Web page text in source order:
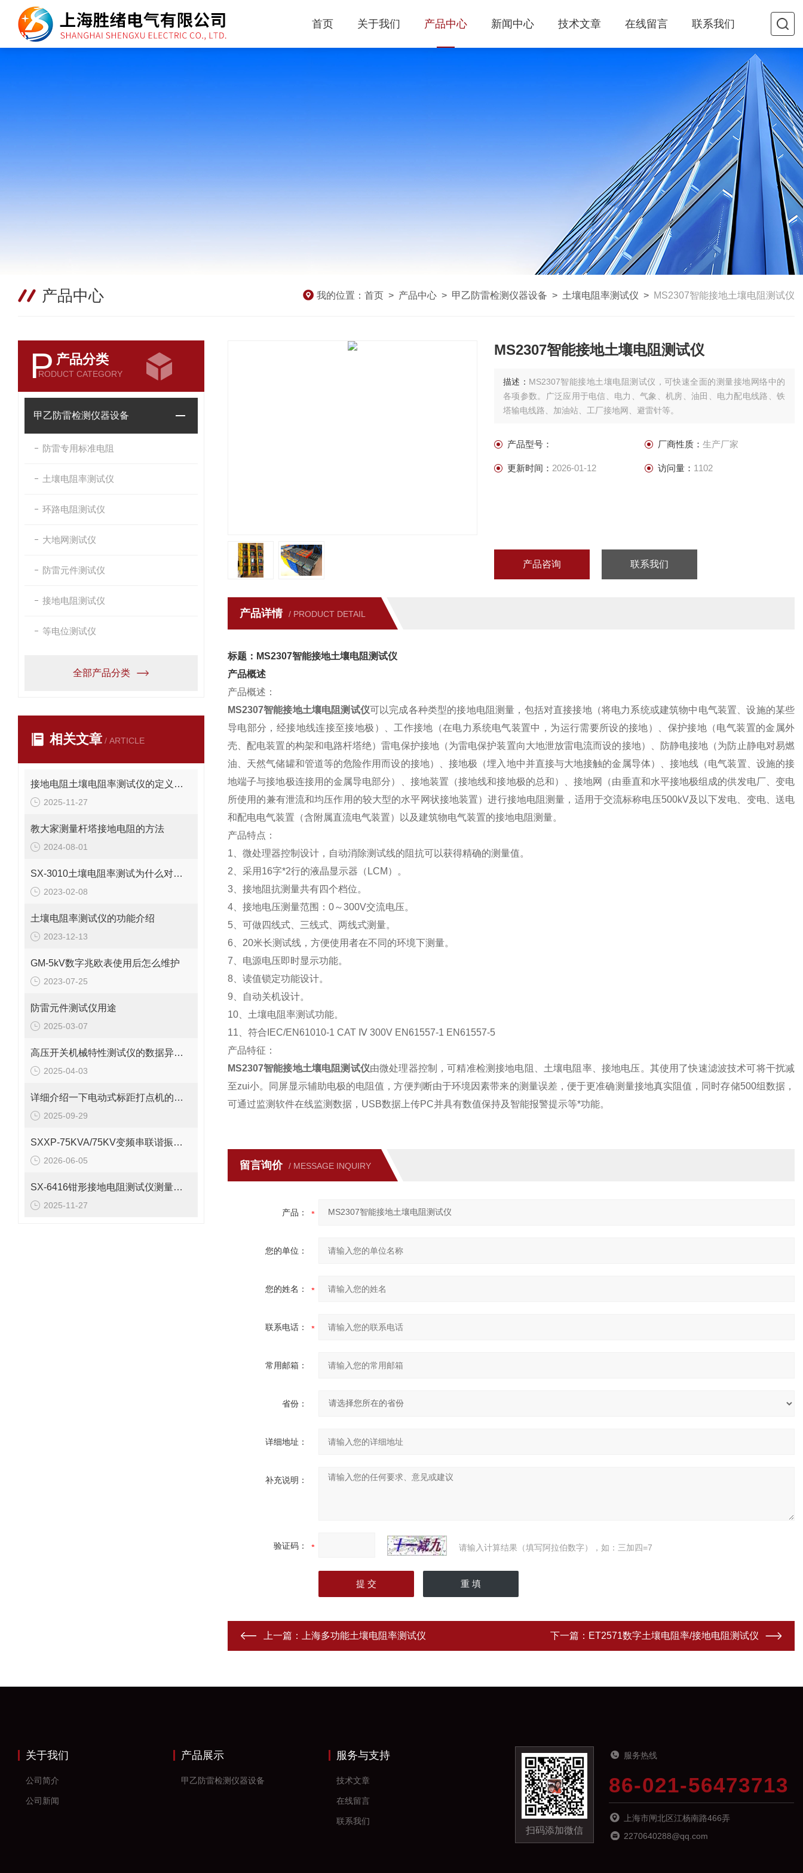
首页 关于我们 产品中心 新闻中心 技术文章 在线留言 联系我们
产品中心 我的位置： 首页 > 产品中心 > 甲乙防雷检测仪器设备 > 土壤电阻率测试仪 > MS2307智能接地土壤电阻测试仪
P 产品分类
RODUCT CATEGORY
甲乙防雷检测仪器设备
防雷专用标准电阻
土壤电阻率测试仪
环路电阻测试仪
大地网测试仪
防雷元件测试仪
接地电阻测试仪
等电位测试仪
全部产品分类
相关文章 / ARTICLE
接地电阻土壤电阻率测试仪的定义是什么
2025-11-27
教大家测量杆塔接地电阻的方法
2024-08-01
SX-3010土壤电阻率测试为什么对安全的电气接地设计很重要
2023-02-08
土壤电阻率测试仪的功能介绍
2023-12-13
GM-5kV数字兆欧表使用后怎么维护
2023-07-25
防雷元件测试仪用途
2025-03-07
高压开关机械特性测试仪的数据异常怎么处理？
2025-04-03
详细介绍一下电动式标距打点机的操作规范
2025-09-29
SXXP-75KVA/75KV变频串联谐振试验装置工作原理及组成
2026-06-05
SX-6416钳形接地电阻测试仪测量原理
2025-11-27
MS2307智能接地土壤电阻测试仪
描述： MS2307智能接地土壤电阻测试仪，可快速全面的测量接地网络中的
各项参数。广泛应用于电信、电力、气象、机房、油田、电力配电线路、铁
塔输电线路、加油站、工厂接地网、避雷针等。
产品型号： 厂商性质： 生产厂家
更新时间： 2026-01-12 访问量： 1102
产品咨询 联系我们
产品详情 / PRODUCT DETAIL
标题：MS2307智能接地土壤电阻测试仪
产品概述
产品概述：
MS2307智能接地土壤电阻测试仪可以完成各种类型的接地电阻测量，包括对直接接地（将电力系统或建筑物中电气装置、设施的某些
导电部分，经接地线连接至接地极）、工作接地（在电力系统电气装置中，为运行需要所设的接地）、保护接地（电气装置的金属外
壳、配电装置的构架和电路杆塔绝）雷电保护接地（为雷电保护装置向大地泄放雷电流而设的接地）、防静电接地（为防止静电对易燃
油、天然气储罐和管道等的危险作用而设的接地）、接地极（埋入地中并直接与大地接触的金属导体）、接地线（电气装置、设施的接
地端子与接地极连接用的金属导电部分）、接地装置（接地线和接地极的总和）、接地网（由垂直和水平接地极组成的供发电厂、变电
所使用的兼有泄流和均压作用的较大型的水平网状接地装置）进行接地电阻测量，适用于交流标称电压500kV及以下发电、变电、送电
和配电电气装置（含附属直流电气装置）以及建筑物电气装置的接地电阻测量。
产品特点：
1、微处理器控制设计，自动消除测试线的阻抗可以获得精确的测量值。
2、采用16字*2行的液晶显示器（LCM）。
3、接地阻抗测量共有四个档位。
4、接地电压测量范围：0～300V交流电压。
5、可做四线式、三线式、两线式测量。
6、20米长测试线，方便使用者在不同的环境下测量。
7、电源电压即时显示功能。
8、读值锁定功能设计。
9、自动关机设计。
10、土壤电阻率测试功能。
11、符合IEC/EN61010-1 CAT Ⅳ 300V EN61557-1 EN61557-5
产品特征：
MS2307智能接地土壤电阻测试仪由微处理器控制，可精准检测接地电阻、土壤电阻率、接地电压。其使用了快速滤波技术可将干扰减
至zui小。同屏显示辅助电极的电阻值，方便判断由于环境因素带来的测量误差，便于更准确测量接地真实阻值，同时存储500组数据，
可通过监测软件在线监测数据，USB数据上传PC并具有数值保持及智能报警提示等*功能。
留言询价 / MESSAGE INQUIRY
产品：
您的单位：
您的姓名：
联系电话：
常用邮箱：
省份：
详细地址：
补充说明：
验证码： 请输入计算结果（填写阿拉伯数字），如：三加四=7
上一篇： 上海多功能土壤电阻率测试仪 下一篇： ET2571数字土壤电阻率/接地电阻测试仪
关于我们
公司简介
公司新闻
产品展示
甲乙防雷检测仪器设备
服务与支持
技术文章
在线留言
联系我们
扫码添加微信
服务热线
86-021-56473713
上海市闸北区江杨南路466弄
2270640288@qq.com